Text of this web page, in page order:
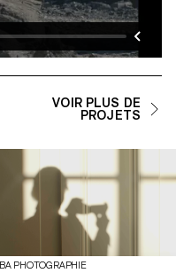
VOIR PLUS DE
PROJETS
BA PHOTOGRAPHIE